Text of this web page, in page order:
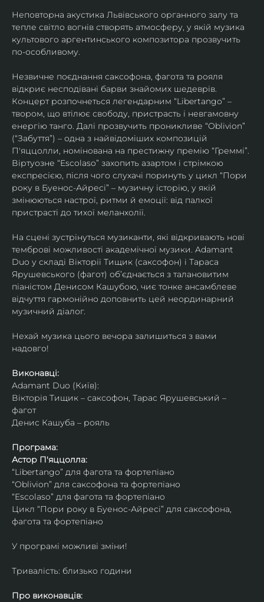
Неповторна акустика Львівського органного залу та
тепле світло вогнів створять атмосферу, у якій музика
культового аргентинського композитора прозвучить
по-особливому.
Незвичне поєднання саксофона, фагота та рояля
відкриє несподівані барви знайомих шедеврів.
Концерт розпочнеться легендарним “Libertango” –
твором, що втілює свободу, пристрасть і невгамовну
енергію танго. Далі прозвучить проникливе “Oblivion”
(“Забуття”) – одна з найвідоміших композицій
П'яццолли, номінована на престижну премію “Греммі”.
Віртуозне “Escolaso” захопить азартом і стрімкою
експресією, після чого слухачі поринуть у цикл “Пори
року в Буенос-Айресі” – музичну історію, у якій
змінюються настрої, ритми й емоції: від палкої
пристрасті до тихої меланхолії.
На сцені зустрінуться музиканти, які відкривають нові
темброві можливості академічної музики. Adamant
Duo у складі Вікторії Тищик (саксофон) і Тараса
Ярушевського (фагот) об’єднається з талановитим
піаністом Денисом Кашубою, чиє тонке ансамблеве
відчуття гармонійно доповнить цей неординарний
музичний діалог.
Нехай музика цього вечора залишиться з вами
надовго!
Виконавці:
Adamant Duo (Київ):
Вікторія Тищик – саксофон, Тарас Ярушевський –
фагот
Денис Кашуба – рояль
Програма:
Астор П'яццолла:
“Libertango” для фагота та фортепіано
“Oblivion” для саксофона та фортепіано
“Escolaso” для фагота та фортепіано
Цикл “Пори року в Буенос-Айресі” для саксофона,
фагота та фортепіано
У програмі можливі зміни!
Тривалість: близько години
Про виконавців: